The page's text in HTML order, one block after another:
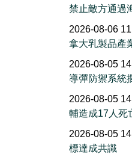
禁止敵方通過
2026-08-06
拿大乳製品產
2026-08-05
導彈防禦系統
2026-08-05
輔造成17人死
2026-08-05
標達成共識